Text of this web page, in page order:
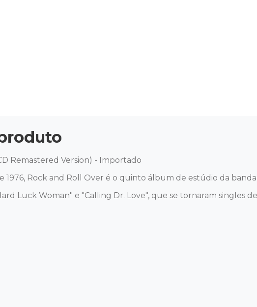
Remastered Version) - Importado
1976, Rock and Roll Over é o quinto álbum de estúdio da
Luck Woman" e "Calling Dr. Love", que se tornaram singles